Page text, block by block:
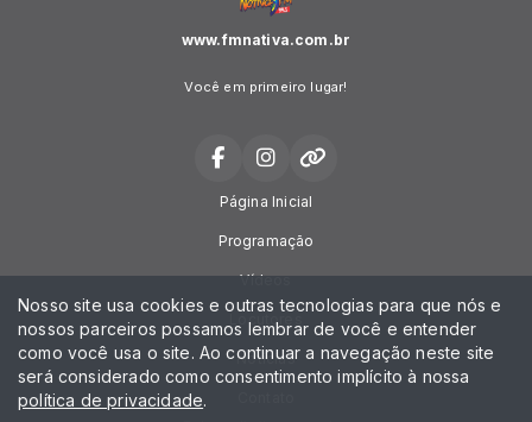
www.fmnativa.com.br
Você em primeiro lugar!
Página Inicial
Programação
Vídeos
Locutores
Notícias
Nosso site usa cookies e outras tecnologias para que nós e
nossos parceiros possamos lembrar de você e entender
como você usa o site. Ao continuar a navegação neste site
será considerado como consentimento implícito à nossa
política de privacidade.